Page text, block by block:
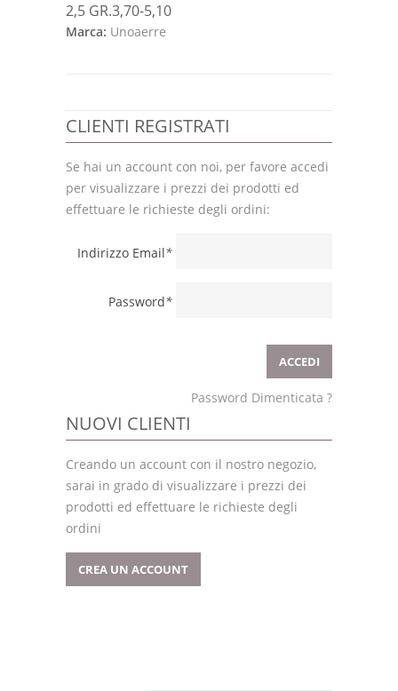
2,5 GR.3,70-5,10
Marca: Unoaerre
CLIENTI REGISTRATI
Se hai un account con noi, per favore accedi
per visualizzare i prezzi dei prodotti ed
effettuare le richieste degli ordini:
Indirizzo Email*
Password*
Password Dimenticata ?
NUOVI CLIENTI
Creando un account con il nostro negozio,
sarai in grado di visualizzare i prezzi dei
prodotti ed effettuare le richieste degli
ordini
CREA UN ACCOUNT